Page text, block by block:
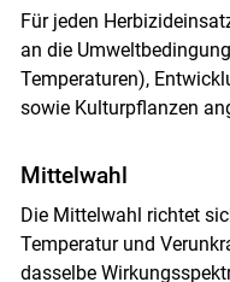
Für jeden
an die
Temperaturen),
sowie Kulturpflanzen
Mittelwahl
Die Mittelwahl richtet
Temperatur und
dasselbe